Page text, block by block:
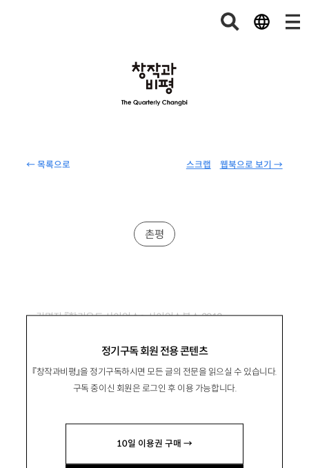
← 목록으로 웹북으로 보기 →
스크랩
정기구독 회원 전용 콘텐츠
『창작과비평』을 정기구독하시면 모든 글의 전문을 읽으실 수 있습니다.
구독 중이신 회원은 로그인 후 이용 가능합니다.
10일 이용권 구매 →
촌평
김명진 『할리우드 사이언스』, 사이언스북스 2013
누가 과학비평을 두려워하는가?
프레시안 학술·과학 담당기자